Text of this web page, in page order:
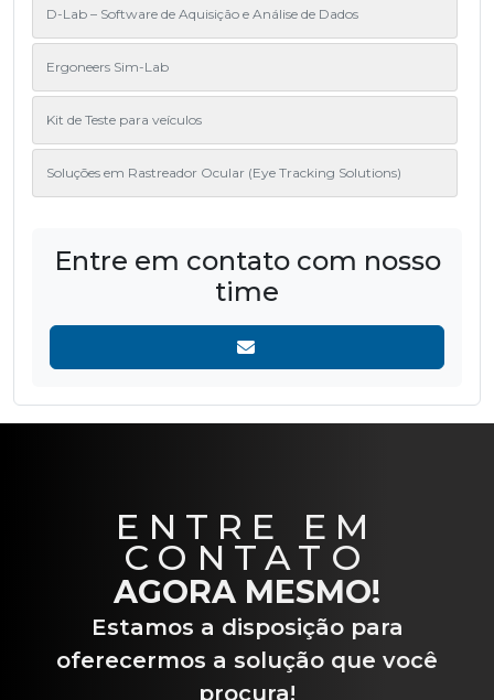
D-Lab – Software de Aquisição e Análise de Dados
Ergoneers Sim-Lab
Kit de Teste para veículos
Soluções em Rastreador Ocular (Eye Tracking Solutions)
Entre em contato com nosso
time
ENTRE EM
CONTATO
AGORA MESMO!
Estamos a disposição para
oferecermos a solução que você
procura!